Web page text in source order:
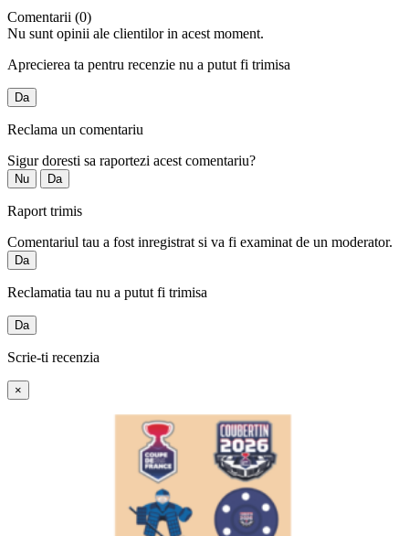
Comentarii (0)
Nu sunt opinii ale clientilor in acest moment.
Aprecierea ta pentru recenzie nu a putut fi trimisa
Da
Reclama un comentariu
Sigur doresti sa raportezi acest comentariu?
Nu Da
Raport trimis
Comentariul tau a fost inregistrat si va fi examinat de un moderator.
Da
Reclamatia tau nu a putut fi trimisa
Da
Scrie-ti recenzia
×